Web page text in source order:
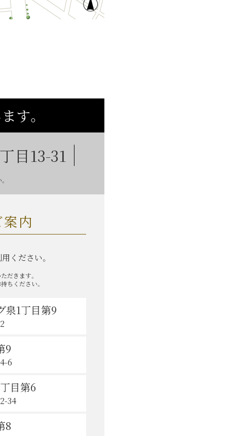
す。
目13-31
内
ください。
だきます。
ちください。
泉1丁目第9
9
6
目第6
34
8